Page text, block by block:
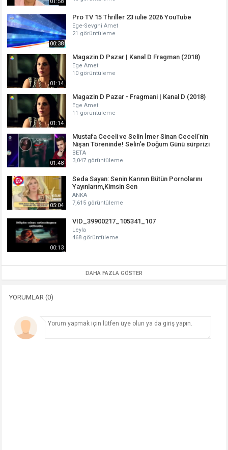
00:38
Pro TV 15 Thriller 23 iulie 2026 YouTube
Ege-Sevghi Amet
21 görüntüleme
01:14
Magazin D Pazar | Kanal D Fragman (2018)
Ege Amet
10 görüntüleme
01:14
Magazin D Pazar - Fragmani | Kanal D (2018)
Ege Amet
11 görüntüleme
01:48
Mustafa Ceceli ve Selin İmer Sinan Ceceli'nin
Nişan Töreninde! Selin'e Doğum Günü sürprizi
BETA
3,047 görüntüleme
05:04
Seda Sayan: Senin Karının Bütün Pornolarını
Yayınlarım,Kimsin Sen
ANKA
7,615 görüntüleme
00:13
VID_39900217_105341_107
Leyla
468 görüntüleme
DAHA FAZLA GÖSTER
YORUMLAR (0)